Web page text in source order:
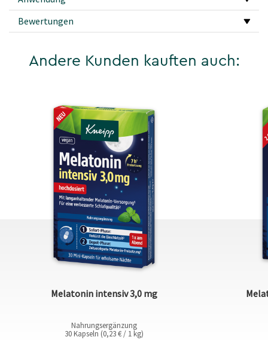
Bewertungen
Andere Kunden kauften auch:
Melatonin intensiv 3,0 mg
Nahrungsergänzung
30 Kapseln (0,23 € / 1 kg)